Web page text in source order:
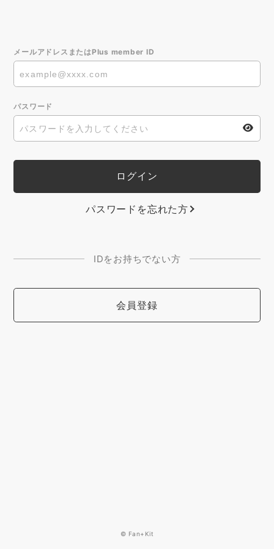
メールアドレスまたはPlus member ID
パスワード
パスワードを忘れた方
IDをお持ちでない方
会員登録
© Fan+Kit